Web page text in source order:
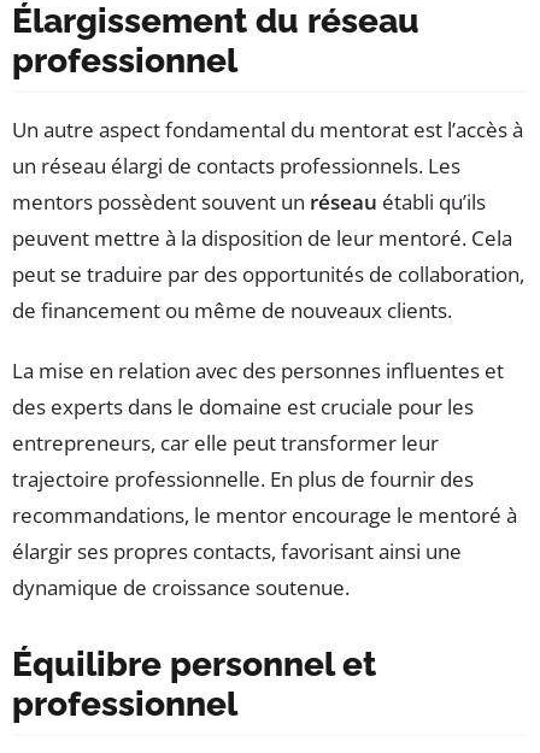
Élargissement du réseau
professionnel
Un autre aspect fondamental du mentorat est l’accès à
un réseau élargi de contacts professionnels. Les
mentors possèdent souvent un réseau établi qu’ils
peuvent mettre à la disposition de leur mentoré. Cela
peut se traduire par des opportunités de collaboration,
de financement ou même de nouveaux clients.
La mise en relation avec des personnes influentes et
des experts dans le domaine est cruciale pour les
entrepreneurs, car elle peut transformer leur
trajectoire professionnelle. En plus de fournir des
recommandations, le mentor encourage le mentoré à
élargir ses propres contacts, favorisant ainsi une
dynamique de croissance soutenue.
Équilibre personnel et
professionnel